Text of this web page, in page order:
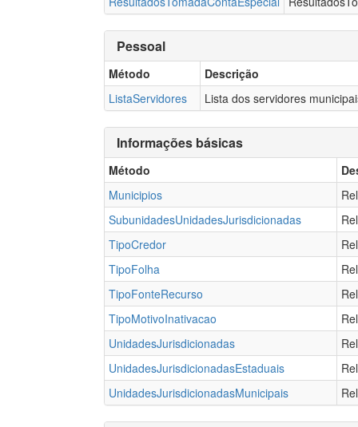
Pessoal
Método
Descrição
ListaServidores
Lista dos servidores
Informações básicas
Método
Municipios
SubunidadesUnidadesJurisdicionadas
TipoCredor
TipoFolha
TipoFonteRecurso
TipoMotivoInativacao
UnidadesJurisdicionadas
UnidadesJurisdicionadasEstaduais
UnidadesJurisdicionadasMunicipais